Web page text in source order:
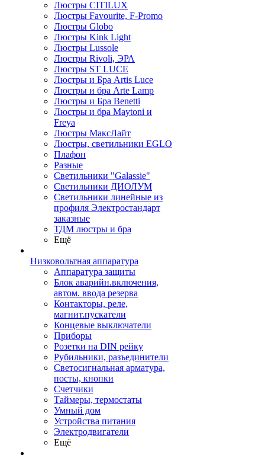
Люстры CITILUX
Люстры Favourite, F-Promo
Люстры Globo
Люстры Kink Light
Люстры Lussole
Люстры Rivoli, ЭРА
Люстры ST LUCE
Люстры и Бра Artis Luce
Люстры и бра Arte Lamp
Люстры и Бра Benetti
Люстры и бра Maytoni и
Freya
Люстры МаксЛайт
Люстры, светильники EGLO
Плафон
Разные
Светильники "Galassie"
Светильники ДИОЛУМ
Светильники линейные из
профиля Электростандарт
заказные
ТДМ люстры и бра
Ещё
Низковольтная аппаратура
Аппаратура защиты
Блок аварийн.включения,
автом. ввода резерва
Контакторы, реле,
магнит.пускатели
Концевые выключатели
Приборы
Розетки на DIN рейку
Рубильники, разъединители
Светосигнальная арматура,
посты, кнопки
Счетчики
Таймеры, термостаты
Умный дом
Устройства питания
Электродвигатели
Ещё